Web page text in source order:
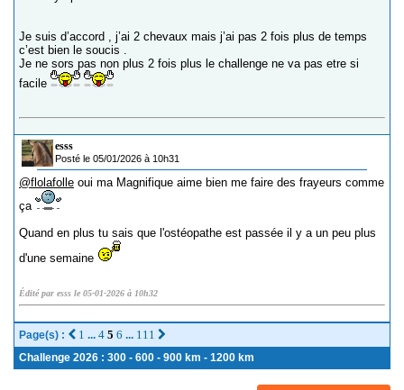
Je suis d’accord , j’ai 2 chevaux mais j’ai pas 2 fois plus de temps
c’est bien le soucis .
Je ne sors pas non plus 2 fois plus le challenge ne va pas etre si
facile
esss
Posté le 05/01/2026 à 10h31
@flolafolle oui ma Magnifique aime bien me faire des frayeurs comme
ça
Quand en plus tu sais que l'ostéopathe est passée il y a un peu plus
d'une semaine
Édité par esss le 05-01-2026 à 10h32
Page(s) : 1 ... 4 5 6 ... 111
Challenge 2026 : 300 - 600 - 900 km - 1200 km